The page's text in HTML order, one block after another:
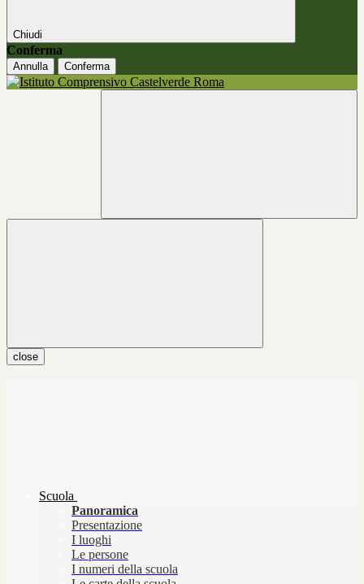
Chiudi
Conferma
Annulla Conferma
close
Scuola
Panoramica
Presentazione
I luoghi
Le persone
I numeri della scuola